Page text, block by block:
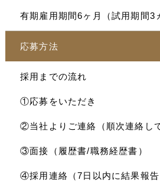
有期雇用期間6ヶ月（試用期間3
応募方法
採用までの流れ
①応募をいただき
②当社よりご連絡（順次連絡し
③面接（履歴書/職務経歴書）
④採用連絡（7日以内に結果報告